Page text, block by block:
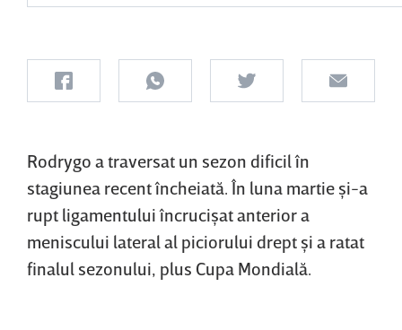
Rodrygo a traversat un sezon dificil în
stagiunea recent încheiată. În luna martie şi-a
rupt ligamentului încrucişat anterior a
meniscului lateral al piciorului drept şi a ratat
finalul sezonului, plus Cupa Mondială.